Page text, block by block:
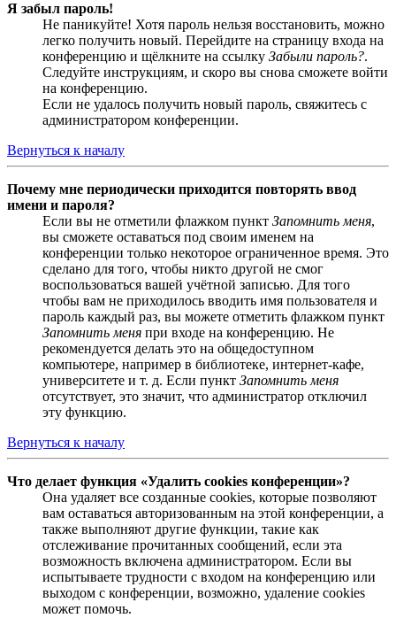
Я забыл пароль!
Не паникуйте! Хотя пароль нельзя восстановить, можно
легко получить новый. Перейдите на страницу входа на
конференцию и щёлкните на ссылку Забыли пароль?.
Следуйте инструкциям, и скоро вы снова сможете войти
на конференцию.
Если не удалось получить новый пароль, свяжитесь с
администратором конференции.
Вернуться к началу
Почему мне периодически приходится повторять ввод
имени и пароля?
Если вы не отметили флажком пункт Запомнить меня,
вы сможете оставаться под своим именем на
конференции только некоторое ограниченное время. Это
сделано для того, чтобы никто другой не смог
воспользоваться вашей учётной записью. Для того
чтобы вам не приходилось вводить имя пользователя и
пароль каждый раз, вы можете отметить флажком пункт
Запомнить меня при входе на конференцию. Не
рекомендуется делать это на общедоступном
компьютере, например в библиотеке, интернет-кафе,
университете и т. д. Если пункт Запомнить меня
отсутствует, это значит, что администратор отключил
эту функцию.
Вернуться к началу
Что делает функция «Удалить cookies конференции»?
Она удаляет все созданные cookies, которые позволяют
вам оставаться авторизованным на этой конференции, а
также выполняют другие функции, такие как
отслеживание прочитанных сообщений, если эта
возможность включена администратором. Если вы
испытываете трудности с входом на конференцию или
выходом с конференции, возможно, удаление cookies
может помочь.